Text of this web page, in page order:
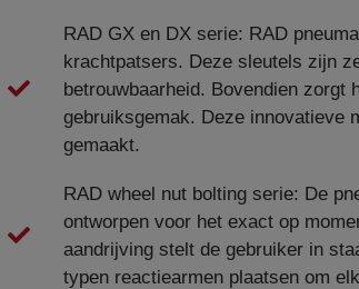
RAD GX en DX serie: RAD
krachtpatsers. Deze sleutels zijn
betrouwbaarheid. Bovendien zorgt
gebruiksgemak. Deze innovatieve
gemaakt.
RAD wheel nut bolting serie: De
ontworpen voor het exact op
aandrijving stelt de gebruiker in
typen reactiearmen plaatsen om